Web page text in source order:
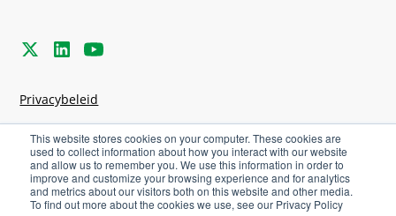
This website stores cookies on your computer. These cookies are
used to collect information about how you interact with our website
and allow us to remember you. We use this information in order to
improve and customize your browsing experience and for analytics
and metrics about our visitors both on this website and other media.
To find out more about the cookies we use, see our Privacy Policy
Privacybeleid
Algemene voorwaarden
Cookie-instellingen